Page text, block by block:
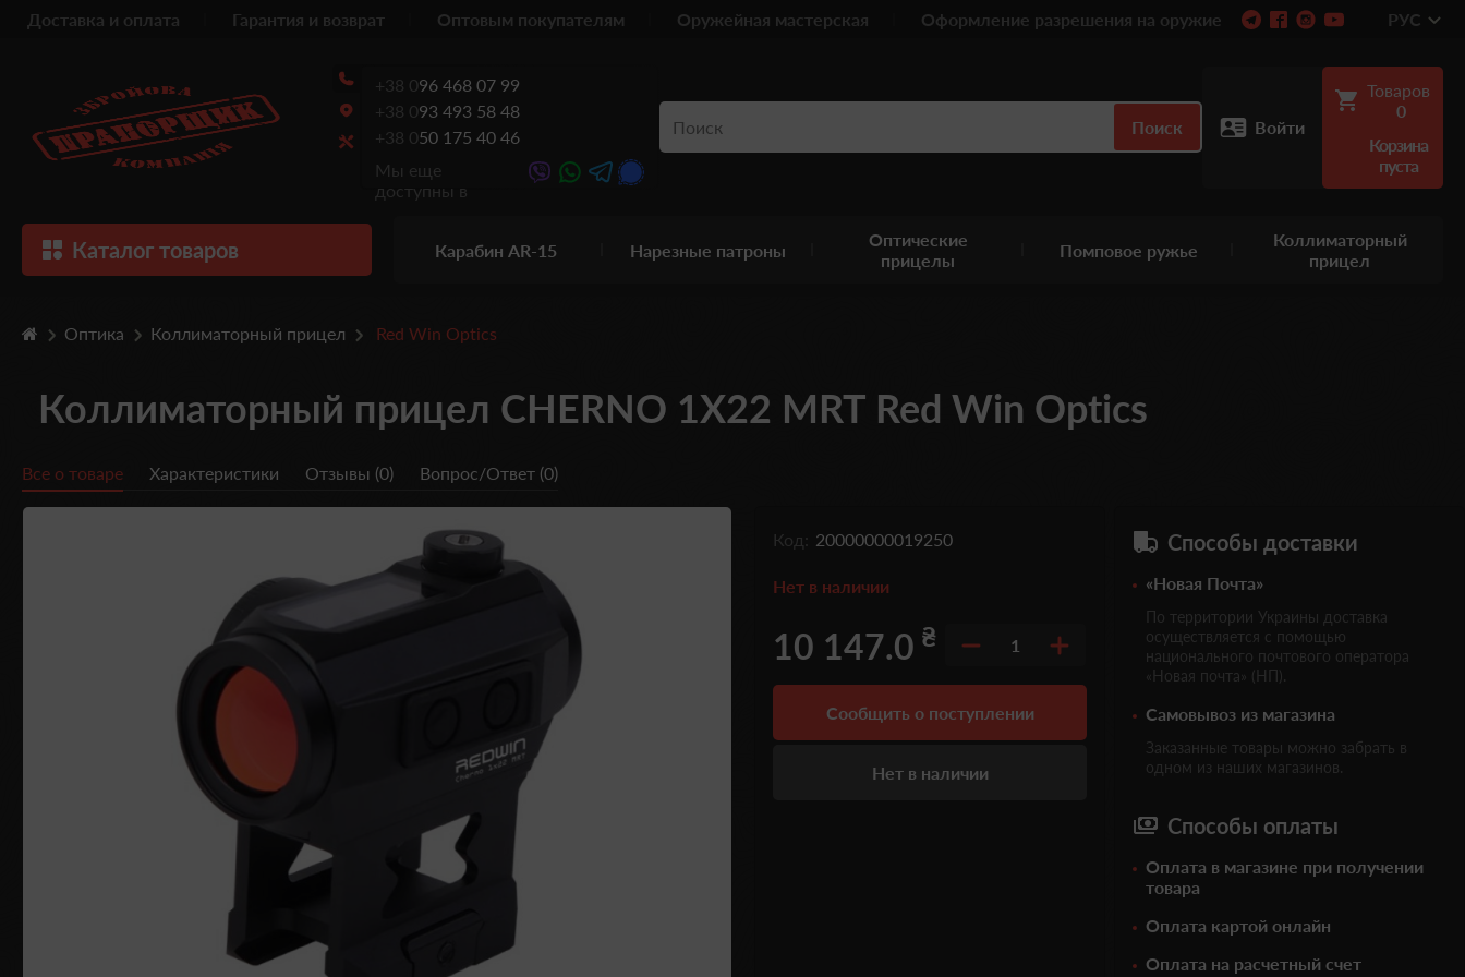
Доставка и оплата Гарантия и возврат Оптовым покупателям Оружейная мастерская Оформление разрешения на оружие РУС
+38 096 468 07 99
+38 093 493 58 48
+38 050 175 40 46
Мы еще
доступны в
Поиск Войти
Товаров
0
Корзина
пуста
Каталог товаров Карабин AR-15 Нарезные патроны
Оптические
прицелы
Помповое ружье
Коллиматорный
прицел
Оптика Коллиматорный прицел Red Win Optics
Коллиматорный прицел CHERNO 1X22 MRT Red Win Optics
Все о товаре Характеристики Отзывы (0) Вопрос/Ответ (0)
Код: 20000000019250
Нет в наличии
10 147.0 ₴ 1
Сообщить о поступлении
Нет в наличии
Способы доставки
«Новая Почта»
По территории Украины доставка
осуществляется с помощью
национального почтового оператора
«Новая почта» (НП).
Самовывоз из магазина
Заказанные товары можно забрать в
одном из наших магазинов.
Способы оплаты
Оплата в магазине при получении
товара
Оплата картой онлайн
Оплата на расчетный счет